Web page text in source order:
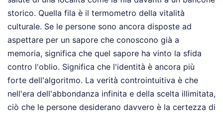
storico. Quella fila è il termometro della vitalità
culturale. Se le persone sono ancora disposte ad
aspettare per un sapore che conoscono già a
memoria, significa che quel sapore ha vinto la sfida
contro l'oblio. Significa che l'identità è ancora più
forte dell'algoritmo. La verità controintuitiva è che
nell'era dell'abbondanza infinita e della scelta illimitata,
ciò che le persone desiderano davvero è la certezza di